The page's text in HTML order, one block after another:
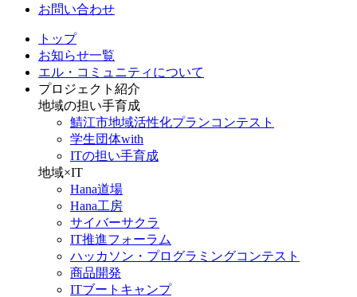
お問い合わせ
トップ
お知らせ一覧
エル・コミュニティについて
プロジェクト紹介
地域の担い手育成
鯖江市地域活性化プランコンテスト
学生団体with
ITの担い手育成
地域×IT
Hana道場
Hana工房
サイバーサクラ
IT推進フォーラム
ハッカソン・プログラミングコンテスト
商品開発
ITブートキャンプ